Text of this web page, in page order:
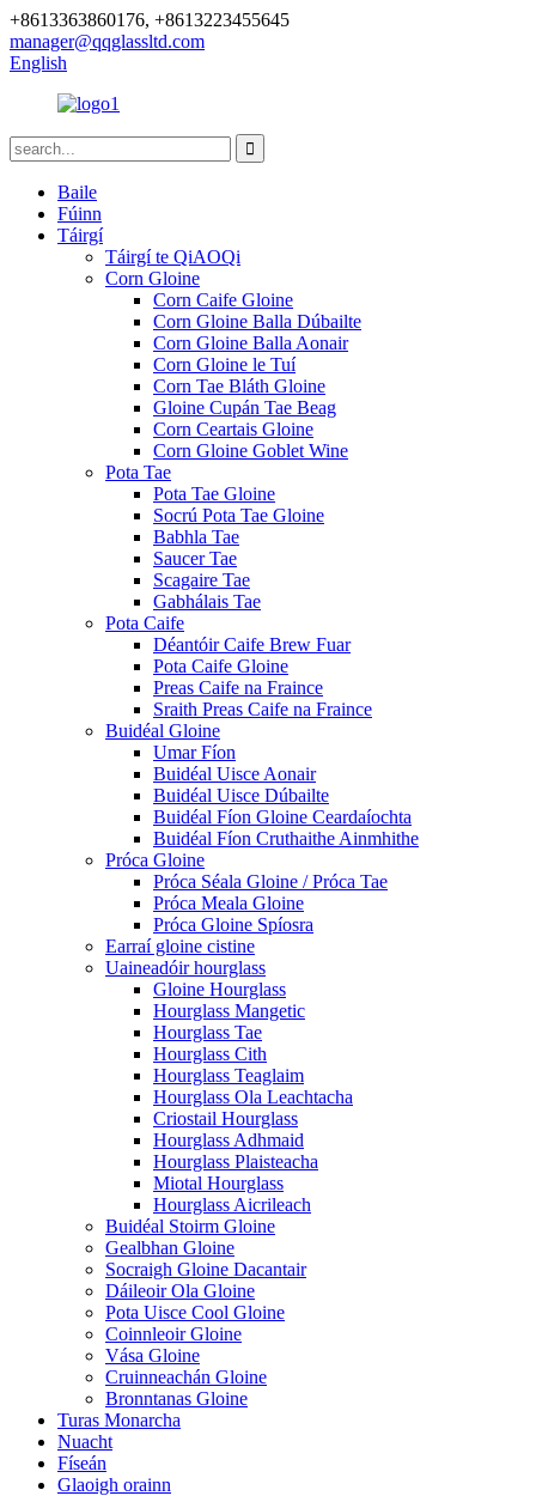
+8613363860176, +8613223455645
manager@qqglassltd.com
English
Baile
Fúinn
Táirgí
Táirgí te QiAOQi
Corn Gloine
Corn Caife Gloine
Corn Gloine Balla Dúbailte
Corn Gloine Balla Aonair
Corn Gloine le Tuí
Corn Tae Bláth Gloine
Gloine Cupán Tae Beag
Corn Ceartais Gloine
Corn Gloine Goblet Wine
Pota Tae
Pota Tae Gloine
Socrú Pota Tae Gloine
Babhla Tae
Saucer Tae
Scagaire Tae
Gabhálais Tae
Pota Caife
Déantóir Caife Brew Fuar
Pota Caife Gloine
Preas Caife na Fraince
Sraith Preas Caife na Fraince
Buidéal Gloine
Umar Fíon
Buidéal Uisce Aonair
Buidéal Uisce Dúbailte
Buidéal Fíon Gloine Ceardaíochta
Buidéal Fíon Cruthaithe Ainmhithe
Próca Gloine
Próca Séala Gloine / Próca Tae
Próca Meala Gloine
Próca Gloine Spíosra
Earraí gloine cistine
Uaineadóir hourglass
Gloine Hourglass
Hourglass Mangetic
Hourglass Tae
Hourglass Cith
Hourglass Teaglaim
Hourglass Ola Leachtacha
Criostail Hourglass
Hourglass Adhmaid
Hourglass Plaisteacha
Miotal Hourglass
Hourglass Aicrileach
Buidéal Stoirm Gloine
Gealbhan Gloine
Socraigh Gloine Dacantair
Dáileoir Ola Gloine
Pota Uisce Cool Gloine
Coinnleoir Gloine
Vása Gloine
Cruinneachán Gloine
Bronntanas Gloine
Turas Monarcha
Nuacht
Físeán
Glaoigh orainn